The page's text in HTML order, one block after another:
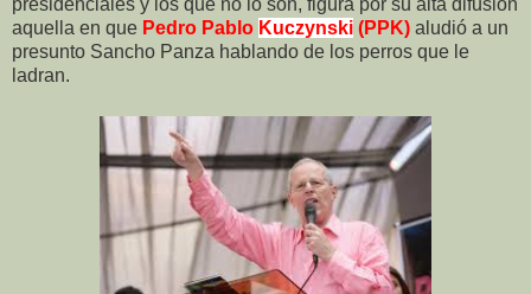
presidenciales y los que no lo son, figura por su alta difusión
aquella en que Pedro Pablo Kuczynski (PPK) aludió a un
presunto Sancho Panza hablando de los perros que le
ladran.